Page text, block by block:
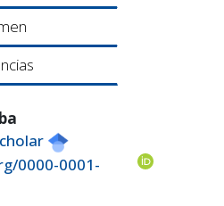
0000-0001-